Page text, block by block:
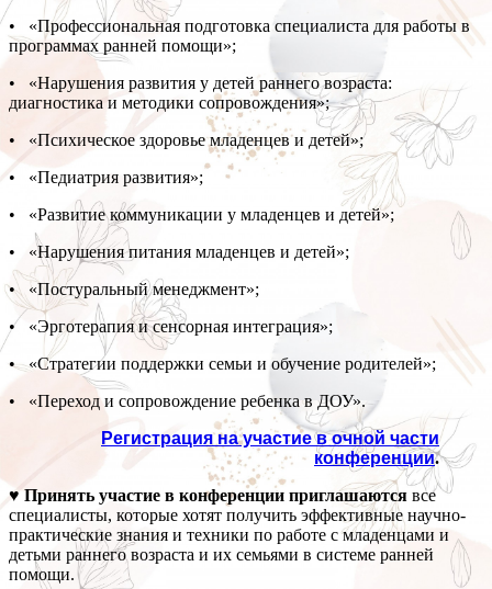
• «Профессиональная подготовка специалиста для работы в
программах ранней помощи»;
• «Нарушения развития у детей раннего возраста:
диагностика и методики сопровождения»;
• «Психическое здоровье младенцев и детей»;
• «Педиатрия развития»;
• «Развитие коммуникации у младенцев и детей»;
• «Нарушения питания младенцев и детей»;
• «Постуральный менеджмент»;
• «Эрготерапия и сенсорная интеграция»;
• «Стратегии поддержки семьи и обучение родителей»;
• «Переход и сопровождение ребенка в ДОУ».
Регистрация на участие в очной части
конференции.
♥ Принять участие в конференции приглашаются все
специалисты, которые хотят получить эффективные научно-
практические знания и техники по работе с младенцами и
детьми раннего возраста и их семьями в системе ранней
помощи.